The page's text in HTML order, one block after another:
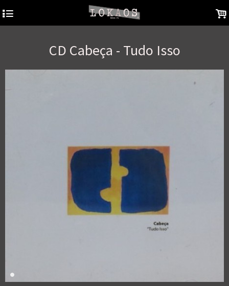
4 .
CD Cabeça - Tudo Isso